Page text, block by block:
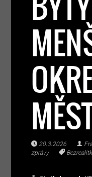
20.3.2026
zprávy